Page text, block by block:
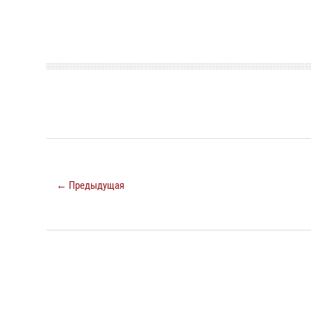
← Предыдущая